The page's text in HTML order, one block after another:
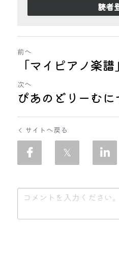
読者
前へ
「マイピアノ楽
次へ
ぴあのどりーむに
サイトへ戻る